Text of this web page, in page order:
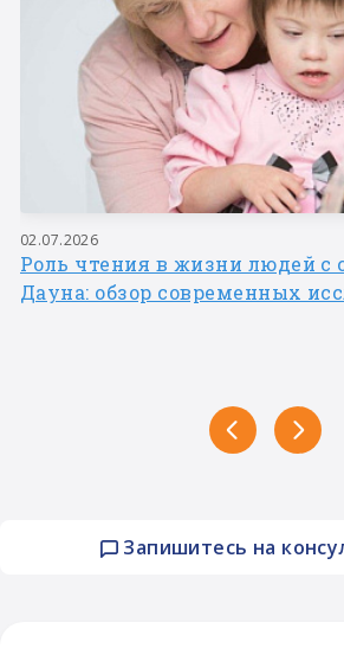
Запишитесь на
02.07.2026
Роль чтения в жизни людей с
Дауна: обзор современных